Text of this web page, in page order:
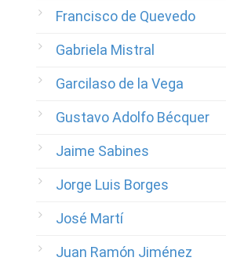
Francisco de Quevedo
Gabriela Mistral
Garcilaso de la Vega
Gustavo Adolfo Bécquer
Jaime Sabines
Jorge Luis Borges
José Martí
Juan Ramón Jiménez